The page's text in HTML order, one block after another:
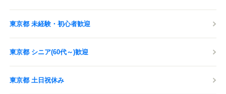
東京都 未経験・初心者歓迎
東京都 シニア(60代～)歓迎
東京都 土日祝休み